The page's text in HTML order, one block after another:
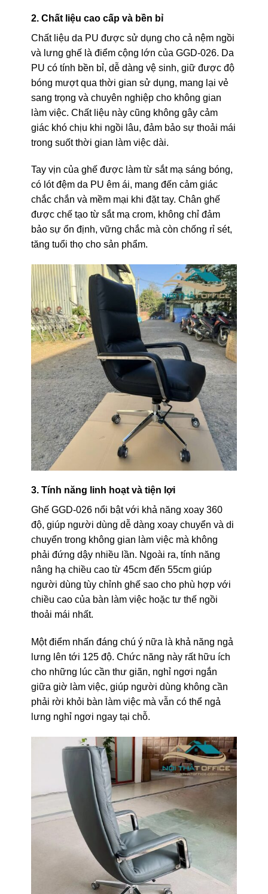
2. Chất liệu cao cấp và bền bỉ
Chất liệu da PU được sử dụng cho cả nệm ngồi
và lưng ghế là điểm cộng lớn của GGD-026. Da
PU có tính bền bỉ, dễ dàng vệ sinh, giữ được độ
bóng mượt qua thời gian sử dụng, mang lại vẻ
sang trọng và chuyên nghiệp cho không gian
làm việc. Chất liệu này cũng không gây cảm
giác khó chịu khi ngồi lâu, đảm bảo sự thoải mái
trong suốt thời gian làm việc dài.
Tay vịn của ghế được làm từ sắt mạ sáng bóng,
có lót đệm da PU êm ái, mang đến cảm giác
chắc chắn và mềm mại khi đặt tay. Chân ghế
được chế tạo từ sắt mạ crom, không chỉ đảm
bảo sự ổn định, vững chắc mà còn chống rỉ sét,
tăng tuổi thọ cho sản phẩm.
3. Tính năng linh hoạt và tiện lợi
Ghế GGD-026 nổi bật với khả năng xoay 360
độ, giúp người dùng dễ dàng xoay chuyển và di
chuyển trong không gian làm việc mà không
phải đứng dậy nhiều lần. Ngoài ra, tính năng
nâng hạ chiều cao từ 45cm đến 55cm giúp
người dùng tùy chỉnh ghế sao cho phù hợp với
chiều cao của bàn làm việc hoặc tư thế ngồi
thoải mái nhất.
Một điểm nhấn đáng chú ý nữa là khả năng ngả
lưng lên tới 125 độ. Chức năng này rất hữu ích
cho những lúc cần thư giãn, nghỉ ngơi ngắn
giữa giờ làm việc, giúp người dùng không cần
phải rời khỏi bàn làm việc mà vẫn có thể ngả
lưng nghỉ ngơi ngay tại chỗ.